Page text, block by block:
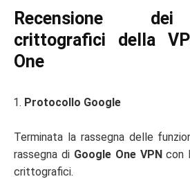
Recensione
crittografici della
One
Protocollo Google
Terminata la rassegna delle
rassegna di Google One VPNcon
crittografici.